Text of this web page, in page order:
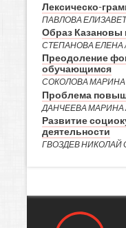
Лексическо-
ПАВЛОВА
Образ Казановы
СТЕПАНОВА ЕЛЕНА
Преодоление
обучающимся
СОКОЛОВА МАРИНА
Проблема
ДАНЧЕЕВА МАРИНА
Развитие
деятельности
ГВОЗДЕВ НИКОЛАЙ